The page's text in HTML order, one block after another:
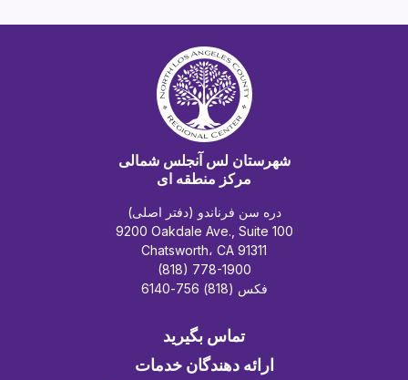
شهرستان لس آنجلس شمالی
مرکز منطقه ای
دره سن فرناندو (دفتر اصلی)
9200 Oakdale Ave., Suite 100
Chatsworth، CA 91311
(818) 778-1900
فکس (818) 756-6140
تماس بگیرید
ارائه دهندگان خدمات